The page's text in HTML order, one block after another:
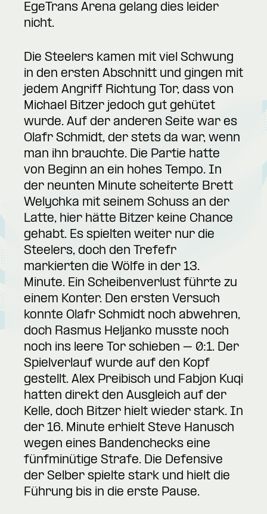
EgeTrans Arena gelang dies leider
nicht.
Die Steelers kamen mit viel Schwung
in den ersten Abschnitt und gingen mit
jedem Angriff Richtung Tor, dass von
Michael Bitzer jedoch gut gehütet
wurde. Auf der anderen Seite war es
Olafr Schmidt, der stets da war, wenn
man ihn brauchte. Die Partie hatte
von Beginn an ein hohes Tempo. In
der neunten Minute scheiterte Brett
Welychka mit seinem Schuss an der
Latte, hier hätte Bitzer keine Chance
gehabt. Es spielten weiter nur die
Steelers, doch den Trefefr
markierten die Wölfe in der 13.
Minute. Ein Scheibenverlust führte zu
einem Konter. Den ersten Versuch
konnte Olafr Schmidt noch abwehren,
doch Rasmus Heljanko musste noch
noch ins leere Tor schieben – 0:1. Der
Spielverlauf wurde auf den Kopf
gestellt. Alex Preibisch und Fabjon Kuqi
hatten direkt den Ausgleich auf der
Kelle, doch Bitzer hielt wieder stark. In
der 16. Minute erhielt Steve Hanusch
wegen eines Bandenchecks eine
fünfminütige Strafe. Die Defensive
der Selber spielte stark und hielt die
Führung bis in die erste Pause.